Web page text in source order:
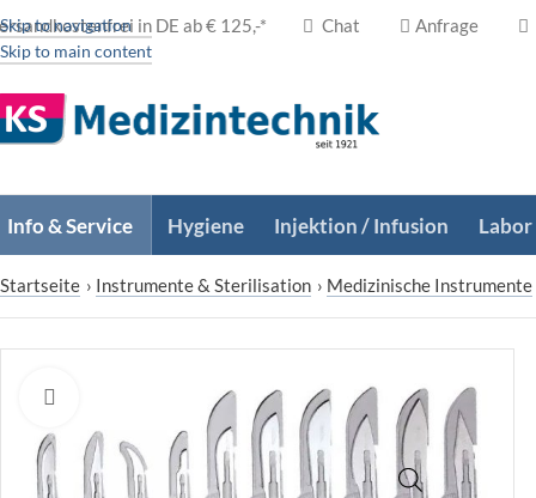
Skip to navigation
Skip to main content
in DE ab € 125,-* Chat Anfrage
Info & Service Hygiene Injektion / Infusion Labor
Startseite › Instrumente & Sterilisation › Medizinische Instrumente
Zum Vergrößern klicken